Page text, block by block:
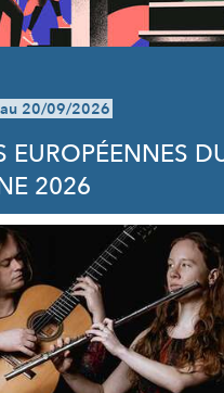
20/09/2026
EUROPÉENNES
2026